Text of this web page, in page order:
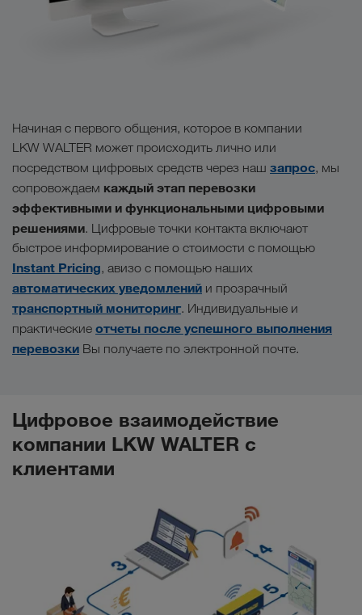
Начиная с первого общения, которое в компании
LKW WALTER может происходить лично или
посредством цифровых средств через наш запрос, мы
сопровождаем каждый этап перевозки
эффективными и функциональными цифровыми
решениями. Цифровые точки контакта включают
быстрое информирование о стоимости с помощью
Instant Pricing, авизо с помощью наших
автоматических уведомлений и прозрачный
транспортный мониторинг. Индивидуальные и
практические отчеты после успешного выполнения
перевозки Вы получаете по электронной почте.
Цифровое взаимодействие
компании LKW WALTER с
клиентами